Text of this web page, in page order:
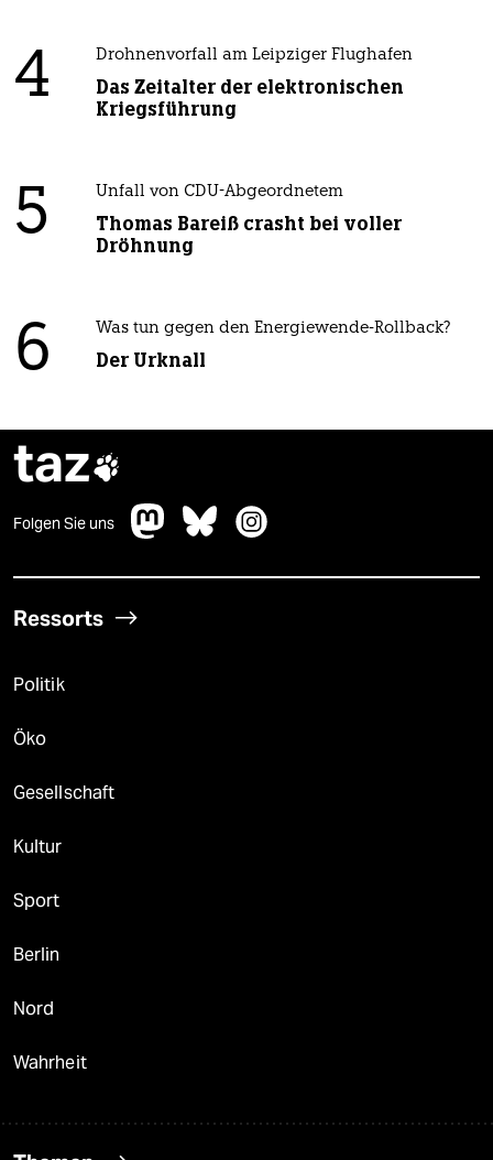
4 Drohnenvorfall am Leipziger Flughafen
Das Zeitalter der elektronischen
Kriegsführung
5 Unfall von CDU-Abgeordnetem
Thomas Bareiß crasht bei voller
Dröhnung
6 Was tun gegen den Energiewende-Rollback?
Der Urknall
taz
Folgen Sie uns
Ressorts
Politik
Öko
Gesellschaft
Kultur
Sport
Berlin
Nord
Wahrheit